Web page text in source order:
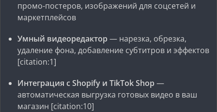
промо-постеров, изображений для соцсетей и
маркетплейсов
Умный видеоредактор — нарезка, обрезка,
удаление фона, добавление субтитров и эффектов
[citation:1]
Интеграция с Shopify и TikTok Shop —
автоматическая выгрузка готовых видео в ваш
магазин [citation:10]